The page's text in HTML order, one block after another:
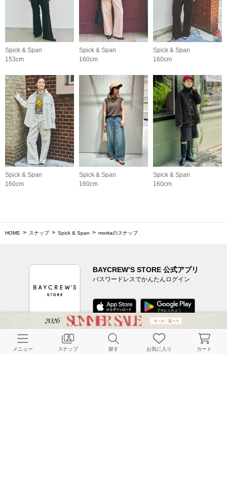
Spick & Span
153cm
Spick & Span
160cm
Spick & Span
160cm
Spick & Span
160cm
Spick & Span
160cm
Spick & Span
160cm
HOME スナップ Spick & Span moritaのスナップ
BAYCREW’S STORE 公式アプリ
パスワードレスでかんたんログイン
CUSTOMER SERVICE
メニュー スナップ 探す お気に入り カート